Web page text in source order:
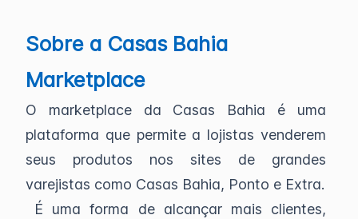
Sobre a Casas Bahia
Marketplace
O marketplace da Casas Bahia é uma
plataforma que permite a lojistas venderem
seus produtos nos sites de grandes
varejistas como Casas Bahia, Ponto e Extra.
É uma forma de alcançar mais clientes,